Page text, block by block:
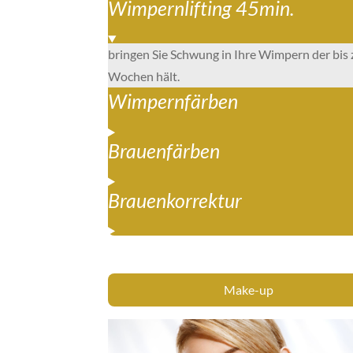
Wimpernlifting 45min.
bringen Sie Schwung in Ihre Wimpern der bis
Wochen hält.
Wimpernfärben
Brauenfärben
Brauenkorrektur
Make-up